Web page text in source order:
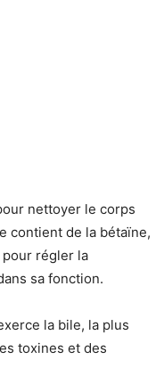
nettoyer le corps
contient de la bétaïne,
régler la
sa fonction.
la bile, la plus
toxines et des